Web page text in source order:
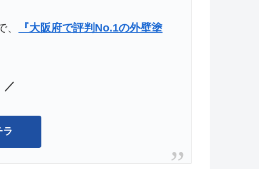
『大阪府で評判No.1の外壁塗
／
ラ